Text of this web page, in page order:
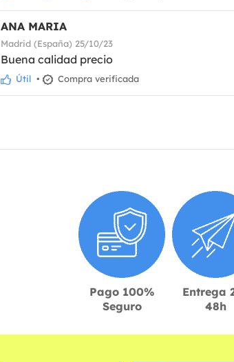
ANA MARIA
Madrid (España) 25/10/23
Buena calidad precio
Útil • Compra verificada
Pago 100%
Seguro
Entrega
48h